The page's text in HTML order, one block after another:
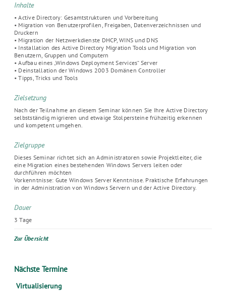
Inhalte
• Active Directory: Gesamtstrukturen und Vorbereitung
• Migration von Benutzerprofilen, Freigaben, Datenverzeichnissen und
Druckern
• Migration der Netzwerkdienste DHCP, WINS und DNS
• Installation des Active Directory Migration Tools und Migration von
Benutzern, Gruppen und Computern
• Aufbau eines „Windows Deployment Services“ Server
• Deinstallation der Windows 2003 Domänen Controller
• Tipps, Tricks und Tools
Zielsetzung
Nach der Teilnahme an diesem Seminar können Sie Ihre Active Directory
selbstständig migrieren und etwaige Stolpersteine frühzeitig erkennen
und kompetent umgehen.
Zielgruppe
Dieses Seminar richtet sich an Administratoren sowie Projektleiter, die
eine Migration eines bestehenden Windows Servers leiten oder
durchführen möchten
Vorkenntnisse: Gute Windows Server Kenntnisse. Praktische Erfahrungen
in der Administration von Windows Servern und der Active Directory.
Dauer
3 Tage
Zur Übersicht
Nächste Termine
Virtualisierung